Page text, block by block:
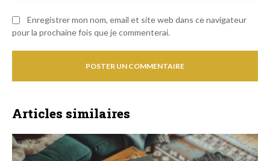
Enregistrer mon nom, email et site web dans ce navigateur
pour la prochaine fois que je commenterai.
Articles similaires